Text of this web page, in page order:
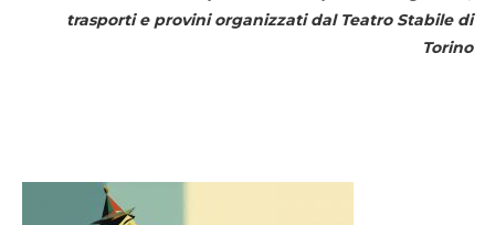
trasporti e provini organizzati dal Teatro Stabile di
Torino